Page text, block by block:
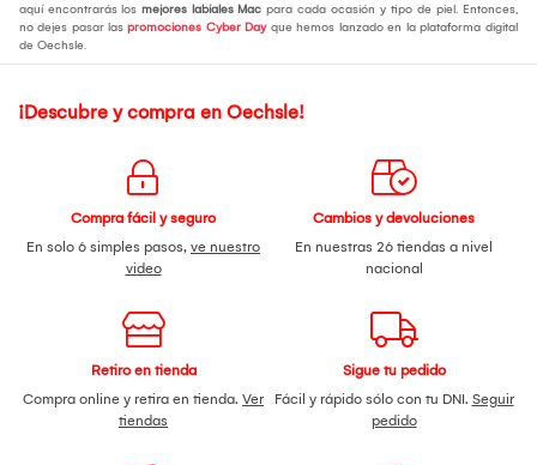
aquí encontrarás los mejores labiales Mac para cada ocasión y tipo de piel. Entonces,
no dejes pasar las promociones Cyber Dayque hemos lanzado en la plataforma digital
de Oechsle.
¡Descubre y compra en Oechsle!
Compra fácil y seguro
En solo 6 simples pasos, ve nuestro
video
Cambios y devoluciones
En nuestras 26 tiendas a nivel
nacional
Retiro en tienda
Compra online y retira en tienda. Ver
tiendas
Sigue tu pedido
Fácil y rápido sólo con tu DNI. Seguir
pedido